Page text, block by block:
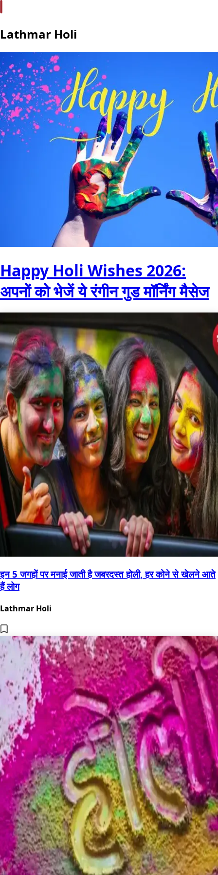
Lathmar Holi
Happy Holi Wishes 2026:
अपनों को भेजें ये रंगीन गुड मॉर्निंग मैसेज
इन 5 जगहों पर मनाई जाती है जबरदस्त होली, हर कोने से खेलने आते
हैं लोग
Lathmar Holi